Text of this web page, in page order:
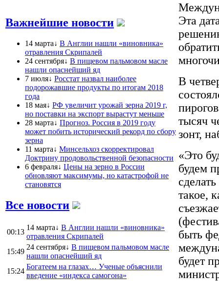
Важнейшие новости
14 марта↓ В Англии нашли «виновника»
отравления Скрипалей
24 сентября↓ В пищевом пальмовом масле
нашли опаснейший яд
7 июля↓ Росстат назвал наиболее
подорожавшие продукты по итогам 2018
года
18 мая↓ РФ увеличит урожай зерна 2019 г,
но поставки на экспорт вырастут меньше
28 марта↓ Прогноз. Россия в 2019 году
может побить исторический рекорд по сбору
зерна
11 марта↓ Минсельхоз скорректировал
Доктрину продовольственной безопасности
6 февраля↓ Цены на зерно в России
обновляют максимумы, но катастрофой не
становятся
Все новости
00:13
14 марта↓ В Англии нашли «виновника»
отравления Скрипалей
15:49
24 сентября↓ В пищевом пальмовом масле
нашли опаснейший яд
15:24
Богатеем на глазах… Ученые объяснили
введение «индекса самогона»
Эта
В
тысяч
зонт,
«Это
будем
такое,
быть
будет